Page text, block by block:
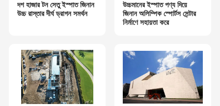
দশ হাজার টন সেতু ইস্পাত জিনান
উচ্চ রাস্তার দীর্ঘ ড্রাগন সমর্থন
উচ্চমানের ইস্পাত পণ্য দিয়ে
জিনান অলিম্পিক স্পোর্টস সেন্টার
নির্মাণে সহায়তা করে